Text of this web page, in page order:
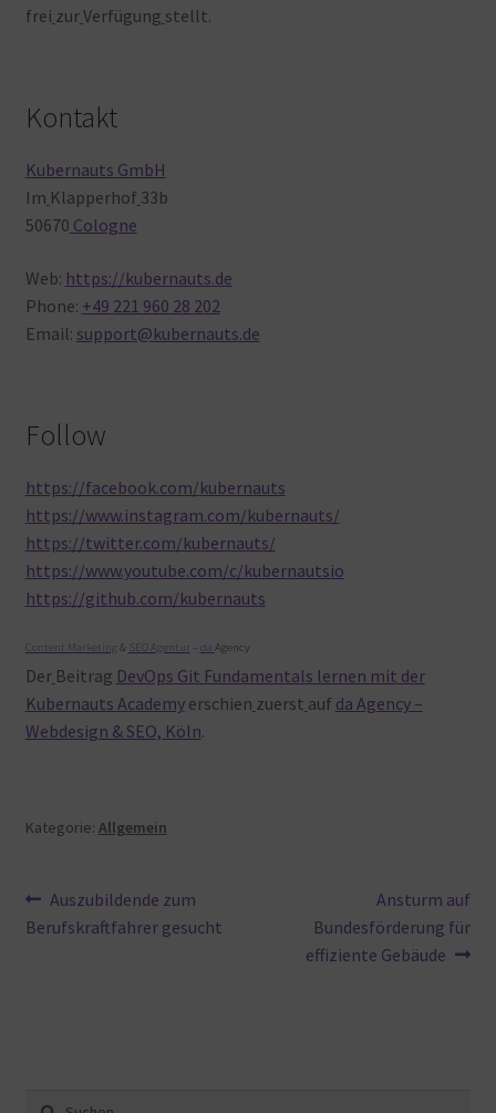
frei zurVerfügung stellt.
Kontakt
Kubernauts GmbH
Im Klapperhof 33b
50670 Cologne
Web: https://kubernauts.de
Phone: +49 221 960 28 202
Email: support@kubernauts.de
Follow
https://facebook.com/kubernauts
https://www.instagram.com/kubernauts/
https://twitter.com/kubernauts/
https://www.youtube.com/c/kubernautsio
https://github.com/kubernauts
Content Marketing & SEO Agentur da Agency
Der Beitrag DevOps Git Fundamentals lernen mit der
Kubernauts Academyerschien zuerst auf da Agency –
Webdesign & SEO, Köln.
Kategorie: Allgemein
Beitragsnavigation
Vorheriger
Beitrag:
Auszubildende zum
Berufskraftfahrer gesucht
Nächster
Beitrag:
Ansturm auf
Bundesförderung für
effiziente Gebäude
Suche